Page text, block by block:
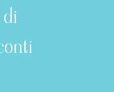
di